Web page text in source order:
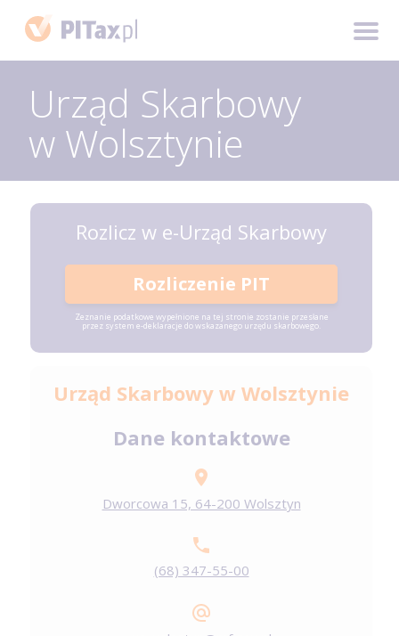
Urząd Skarbowy
w Wolsztynie
Rozlicz w e-Urząd Skarbowy
Rozliczenie PIT
Zeznanie podatkowe wypełnione na tej stronie zostanie przesłane
przez system e-deklaracje do wskazanego urzędu skarbowego.
Urząd Skarbowy w Wolsztynie
Dane kontaktowe
Dworcowa 15, 64-200 Wolsztyn
(68) 347-55-00